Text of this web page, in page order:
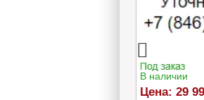
Бензокоса
В наличии
Цена: 29